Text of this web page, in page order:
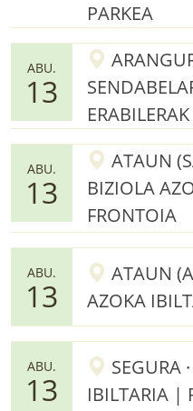
PARKEA
ABU.
13
ERABILERAK
ABU.
13
ATAUN
BIZIOLA
FRONTOIA
ABU.
13
ATAUN
AZOKA
ABU.
13
SEGURA
IBILTARIA |